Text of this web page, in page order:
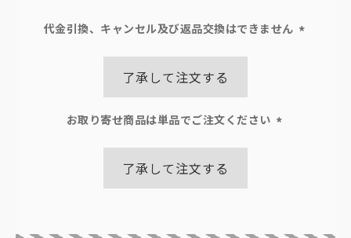
代金引換、キャンセル及び返品交換はできません
了承して注文する
お取り寄せ商品は単品でご注文ください
了承して注文する